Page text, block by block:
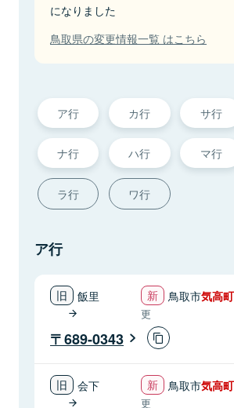
になりました
鳥取県の変更情報一覧 はこちら
ア行 カ行 サ行
ナ行 ハ行 マ行
ラ行 ワ行
ア行
飯里 鳥取市気高
更
689-0343
会下 鳥取市気高
更